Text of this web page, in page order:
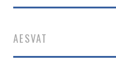
AESVAT